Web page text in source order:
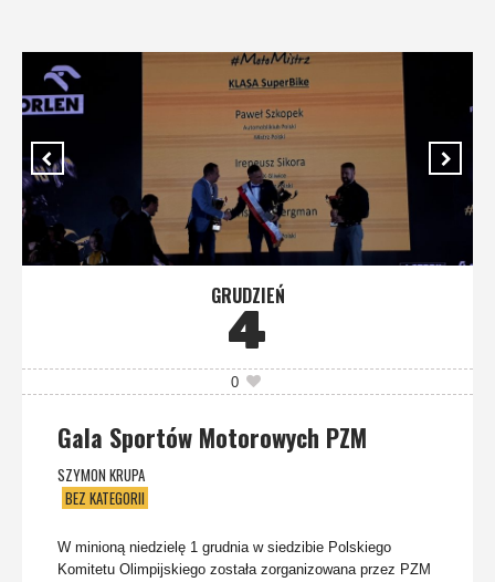
GRUDZIEŃ
4
0
Gala Sportów Motorowych PZM
SZYMON KRUPA
BEZ KATEGORII
W minioną niedzielę 1 grudnia w siedzibie Polskiego
Komitetu Olimpijskiego została zorganizowana przez PZM